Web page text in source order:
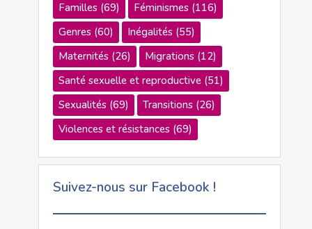
Familles(69) Féminismes(116)
Genres(60) Inégalités(55)
Maternités(26) Migrations(12)
Santé sexuelle et reproductive(51)
Sexualités(69) Transitions(26)
Violences et résistances(69)
Suivez-nous sur Facebook !